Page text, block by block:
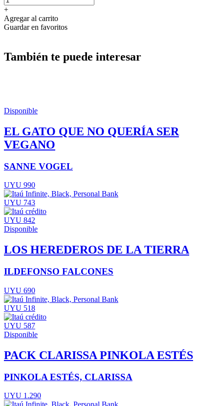
+
Agregar al carrito
Guardar en favoritos
También te puede interesar
Disponible
EL GATO QUE NO QUERÍA SER
VEGANO
SANNE VOGEL
UYU 990
UYU 743
UYU 842
Disponible
LOS HEREDEROS DE LA TIERRA
ILDEFONSO FALCONES
UYU 690
UYU 518
UYU 587
Disponible
PACK CLARISSA PINKOLA ESTÉS
PINKOLA ESTÉS, CLARISSA
UYU 1.290